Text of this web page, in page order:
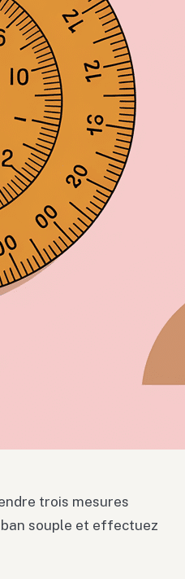
trois mesures
souple et effectuez